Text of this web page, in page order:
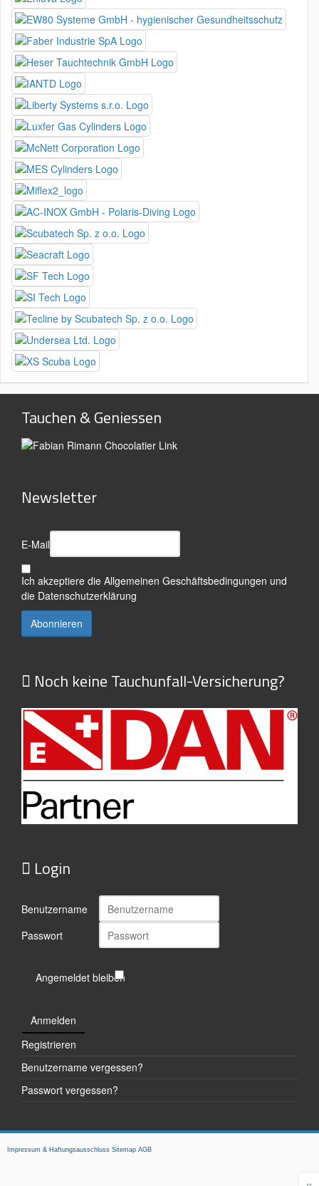
Tauchen & Geniessen
Newsletter
E-Mail
Ich akzeptiere die Allgemeinen Geschäftsbedingungen und
die Datenschutzerklärung
Noch keine Tauchunfall-Versicherung?
Login
Benutzername
Passwort
Angemeldet bleiben
Anmelden
Registrieren
Benutzername vergessen?
Passwort vergessen?
Impressum & Haftungsausschluss Sitemap AGB